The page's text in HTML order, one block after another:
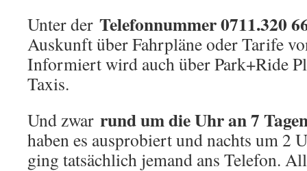
Unter der Telefonnummer 0711.320
Auskunft über Fahrpläne oder Tarife
Informiert wird auch über Park+Ride
Taxis.
Und zwar rund um die Uhr an 7
haben es ausprobiert und nachts um 2
ging tatsächlich jemand ans Telefon.